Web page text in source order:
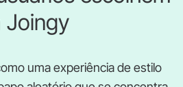
Joingy
uma experiência de estilo